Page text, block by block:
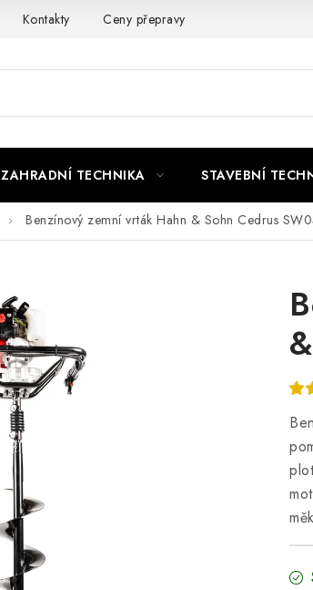
Kontakty Ceny přepravy
ZAHRADNÍ TECHNIKA STAVEBNÍ
Benzínový zemní vrták Hahn & Sohn Cedrus